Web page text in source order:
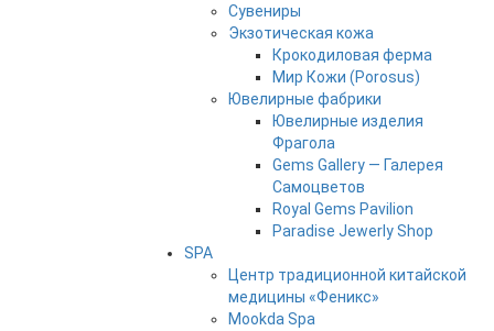
Сувениры
Экзотическая кожа
Крокодиловая ферма
Мир Кожи (Porosus)
Ювелирные фабрики
Ювелирные изделия
Фрагола
Gems Gallery — Галерея
Самоцветов
Royal Gems Pavilion
Paradise Jewerly Shop
SPA
Центр традиционной китайской
медицины «Феникс»
Mookda Spa